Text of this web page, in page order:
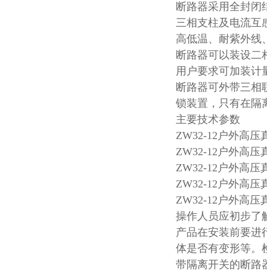
断路器采用全封闭
三相支柱及电流互
高低温、耐紫外线
断路器可以装设二
用户要求可加装计
断路器可外带三相
锁装置，只有在隔
主要技术参数
ZW32-12户外高压
ZW32-12户外高压
ZW32-12户外高压
ZW32-12户外高压
ZW32-12户外高压
操作人员应初步了
产品在安装前要进
体是否有变形等。
带隔离开关的断路